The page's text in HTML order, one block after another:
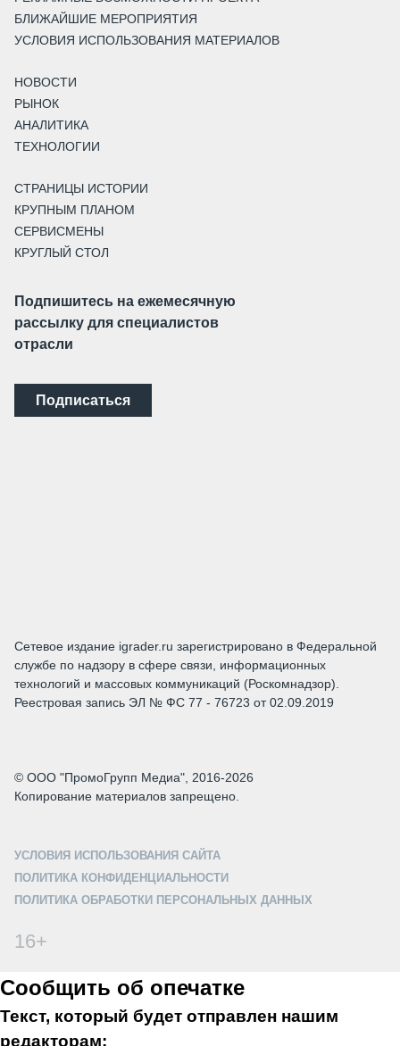
БЛИЖАЙШИЕ МЕРОПРИЯТИЯ
УСЛОВИЯ ИСПОЛЬЗОВАНИЯ МАТЕРИАЛОВ
НОВОСТИ
РЫНОК
АНАЛИТИКА
ТЕХНОЛОГИИ
СТРАНИЦЫ ИСТОРИИ
КРУПНЫМ ПЛАНОМ
СЕРВИСМЕНЫ
КРУГЛЫЙ СТОЛ
Подпишитесь на ежемесячную
рассылку для специалистов
отрасли
Подписаться
Сетевое издание igrader.ru зарегистрировано в Федеральной
службе по надзору в сфере связи, информационных
технологий и массовых коммуникаций (Роскомнадзор).
Реестровая запись ЭЛ № ФС 77 - 76723 от 02.09.2019
© ООО "ПромоГрупп Медиа", 2016-2026
Копирование материалов запрещено.
УСЛОВИЯ ИСПОЛЬЗОВАНИЯ САЙТА
ПОЛИТИКА КОНФИДЕНЦИАЛЬНОСТИ
ПОЛИТИКА ОБРАБОТКИ ПЕРСОНАЛЬНЫХ ДАННЫХ
16+
Сообщить об опечатке
Текст, который будет отправлен нашим
редакторам: